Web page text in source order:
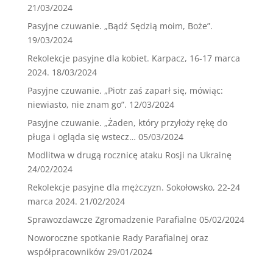
21/03/2024
Pasyjne czuwanie. „Bądź Sędzią moim, Boże”.
19/03/2024
Rekolekcje pasyjne dla kobiet. Karpacz, 16-17 marca
2024. 18/03/2024
Pasyjne czuwanie. „Piotr zaś zaparł się, mówiąc:
niewiasto, nie znam go”. 12/03/2024
Pasyjne czuwanie. „Żaden, który przyłoży rękę do
pługa i ogląda się wstecz… 05/03/2024
Modlitwa w drugą rocznicę ataku Rosji na Ukrainę
24/02/2024
Rekolekcje pasyjne dla mężczyzn. Sokołowsko, 22-24
marca 2024. 21/02/2024
Sprawozdawcze Zgromadzenie Parafialne 05/02/2024
Noworoczne spotkanie Rady Parafialnej oraz
współpracowników 29/01/2024